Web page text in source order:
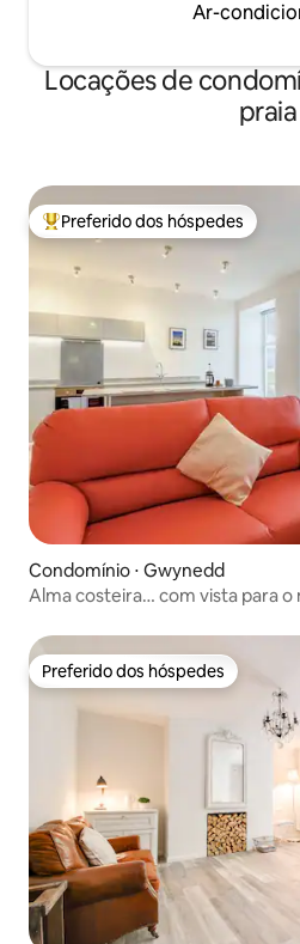
Ar-
Locações de
praia
Entre os melhores preferidos
Preferido dos hóspedes
Condomínio ⋅ Gwynedd
Alma costeira… com vista para o
Preferido dos hóspedes
Preferido dos hóspedes